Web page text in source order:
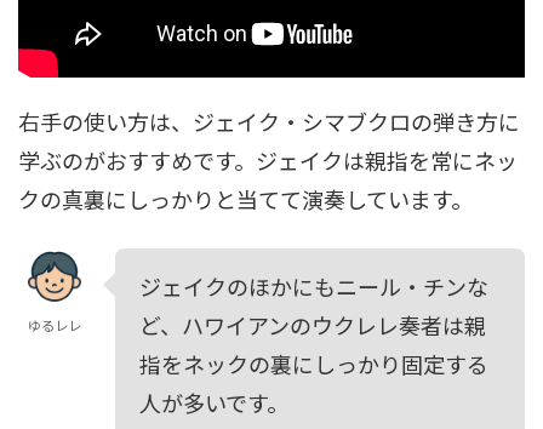
右手の使い方は、ジェイク・シマブクロの弾き方に
学ぶのがおすすめです。ジェイクは親指を常にネッ
クの真裏にしっかりと当てて演奏しています。
ゆるレレ
ジェイクのほかにもニール・チンな
ど、ハワイアンのウクレレ奏者は親
指をネックの裏にしっかり固定する
人が多いです。